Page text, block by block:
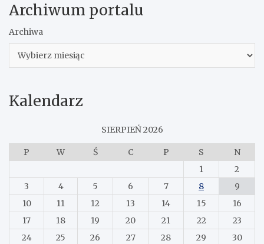
Archiwum portalu
Archiwa
Kalendarz
SIERPIEŃ 2026
P W Ś C P S
N
1
2
3
4 5 6 7 8
9
10
11 12 13 14 15
16
17
18 19 20 21 22
23
24
25 26 27 28 29
30